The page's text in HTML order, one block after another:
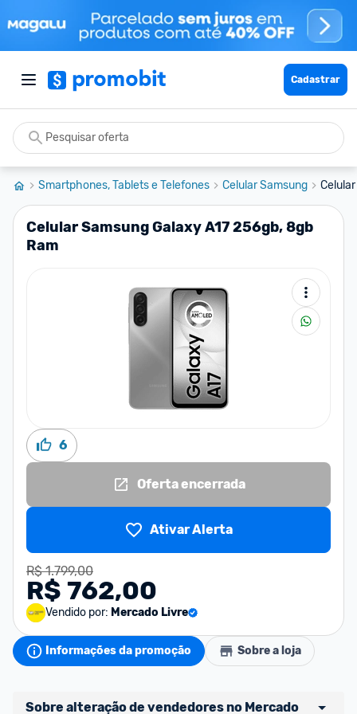
Cadastrar
Smartphones, Tablets e Telefones Celular Samsung
Celular Samsung Galaxy A17 256gb, 8gb
Ram
6
Oferta encerrada
Ativar Alerta
R$ 1.799,00
R$ 762,00
Vendido por: Mercado Livre
Informações da promoção Sobre a loja
Sobre alteração de vendedores no Mercado